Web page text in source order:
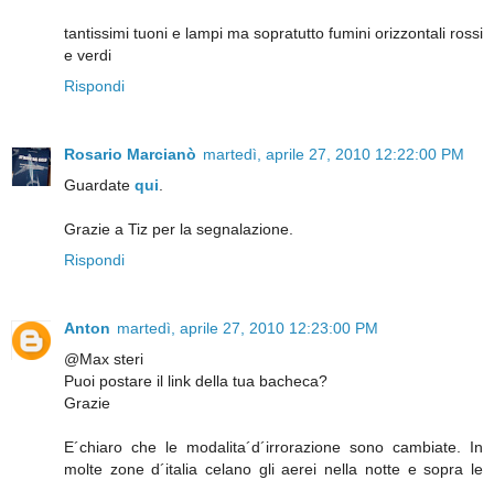
tantissimi tuoni e lampi ma sopratutto fumini orizzontali rossi
e verdi
Rispondi
Rosario Marcianò martedì, aprile 27, 2010 12:22:00 PM
Guardate qui.
Grazie a Tiz per la segnalazione.
Rispondi
Anton martedì, aprile 27, 2010 12:23:00 PM
@Max steri
Puoi postare il link della tua bacheca?
Grazie
E´chiaro che le modalita´d´irrorazione sono cambiate. In
molte zone d´italia celano gli aerei nella notte e sopra le